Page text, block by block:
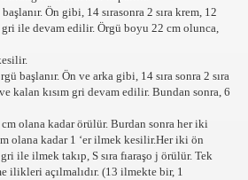
Ön gibi, 14 sırasonra 2 sıra krem, 12
gri ile devam edilir. Örgü boyu 22 cm olunca,
başlanır. Ön ve arka gibi, 14 sıra sonra 2 sıra
kalan kısım gri devam edilir. Bundan sonra, 6
cm olana kadar örülür. Burdan sonra her iki
olana kadar 1 ‘er ilmek kesilir.Her iki ön
ile ilmek takıp, S sıra fıaraşo j örülür. Tek
ilikleri açılmalıdır. (13 ilmekte bir, 1